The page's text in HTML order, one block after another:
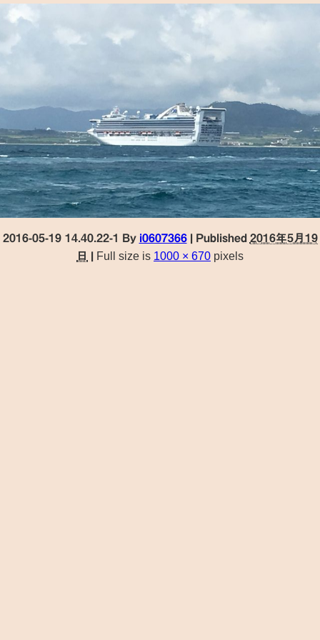
2016-05-19 14.40.22-1 By i0607366 | Published 2016年5月19
日
| Full size is 1000 × 670 pixels